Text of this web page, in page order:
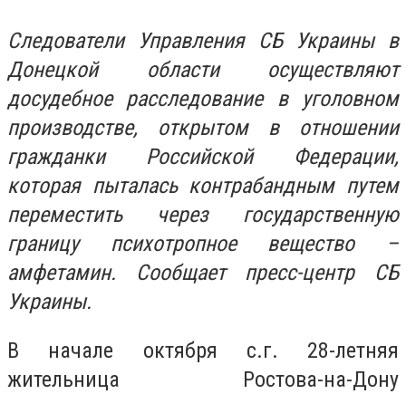
Следователи Управления СБ Украины в
Донецкой области осуществляют
досудебное расследование в уголовном
производстве, открытом в отношении
гражданки Российской Федерации,
которая пыталась контрабандным путем
переместить через государственную
границу психотропное вещество –
амфетамин. Сообщает пресс-центр СБ
Украины.
В начале октября с.г. 28-летняя
жительница Ростова-на-Дону